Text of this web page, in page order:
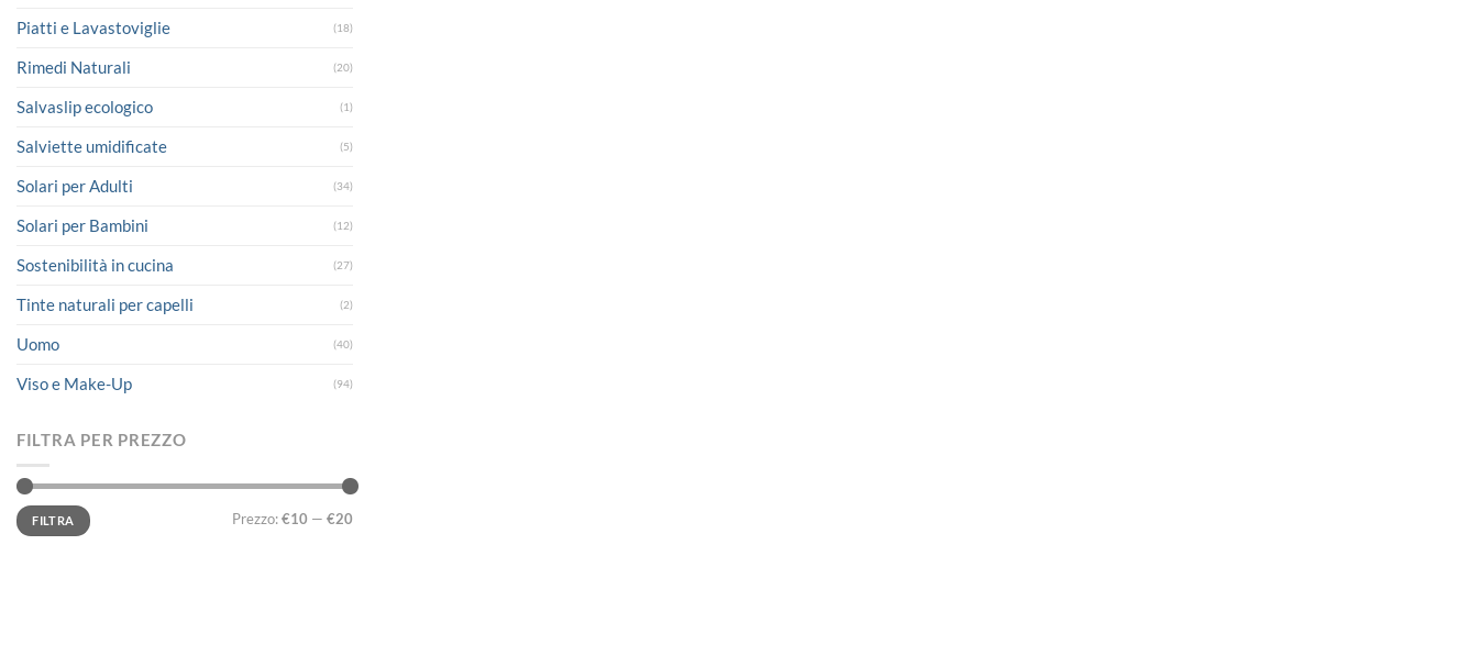
Piatti e Lavastoviglie (18)
Rimedi Naturali (20)
Salvaslip ecologico (1)
Salviette umidificate (5)
Solari per Adulti (34)
Solari per Bambini (12)
Sostenibilità in cucina (27)
Tinte naturali per capelli (2)
Uomo (40)
Viso e Make-Up (94)
FILTRA PER PREZZO
Prezzo
Min
Prezzo
MaxFILTRA Prezzo:€10 — €20